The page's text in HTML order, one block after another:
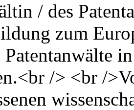
/ des
zum
/> <br /